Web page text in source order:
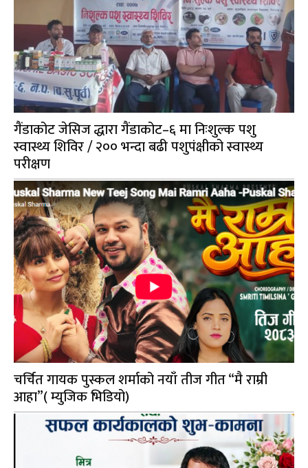
गैंडाकोट जेसिज द्धारा गैंडाकोट–६ मा निःशुल्क पशु
स्वास्थ्य शिविर / २०० भन्दा बढी पशुपंक्षीको स्वास्थ्य
परीक्षण
चर्चित गायक पुस्कल शर्माको नयाँ तीज गीत “मै राम्री
आहा”( म्युजिक भिडियो)